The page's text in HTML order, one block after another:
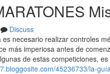
Discuss
necesario realizar controles
más imperiosa antes de
de estas competiciones, es
45236733/la-